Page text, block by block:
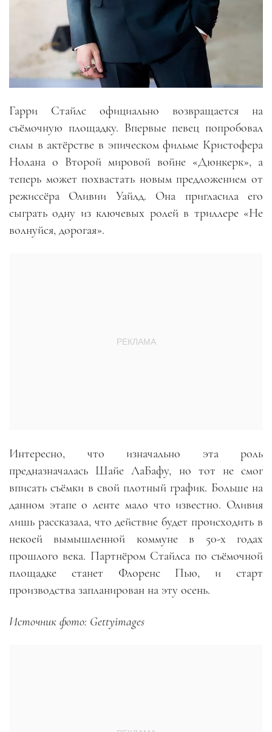
Гарри Стайлс официально возвращается на
съёмочную площадку. Впервые певец попробовал
силы в актёрстве в эпическом фильме Кристофера
Нолана о Второй мировой войне «Дюнкерк», а
теперь может похвастать новым предложением от
режиссёра Оливии Уайлд. Она пригласила его
сыграть одну из ключевых ролей в триллере «Не
волнуйся, дорогая».
Интересно, что изначально эта роль
предназначалась Шайе ЛаБафу, но тот не смог
вписать съёмки в свой плотный график. Больше на
данном этапе о ленте мало что известно. Оливия
лишь рассказала, что действие будет происходить в
некоей вымышленной коммуне в 50-х годах
прошлого века. Партнёром Стайлса по съёмочной
площадке станет Флоренс Пью, и старт
производства запланирован на эту осень.
Источник фото: Gettyimages